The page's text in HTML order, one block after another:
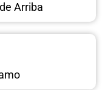
Arriba